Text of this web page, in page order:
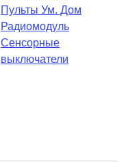
Пульты Ум. Дом
Радиомодуль
Сенсорные
выключатели